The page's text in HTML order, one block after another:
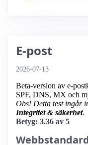
E-post
2026-07-13
Beta-version av e-
SPF, DNS, MX och
Obs! Detta test ingår
Integritet & säkerhet.
Betyg: 3.36 av 5
Webbstandard